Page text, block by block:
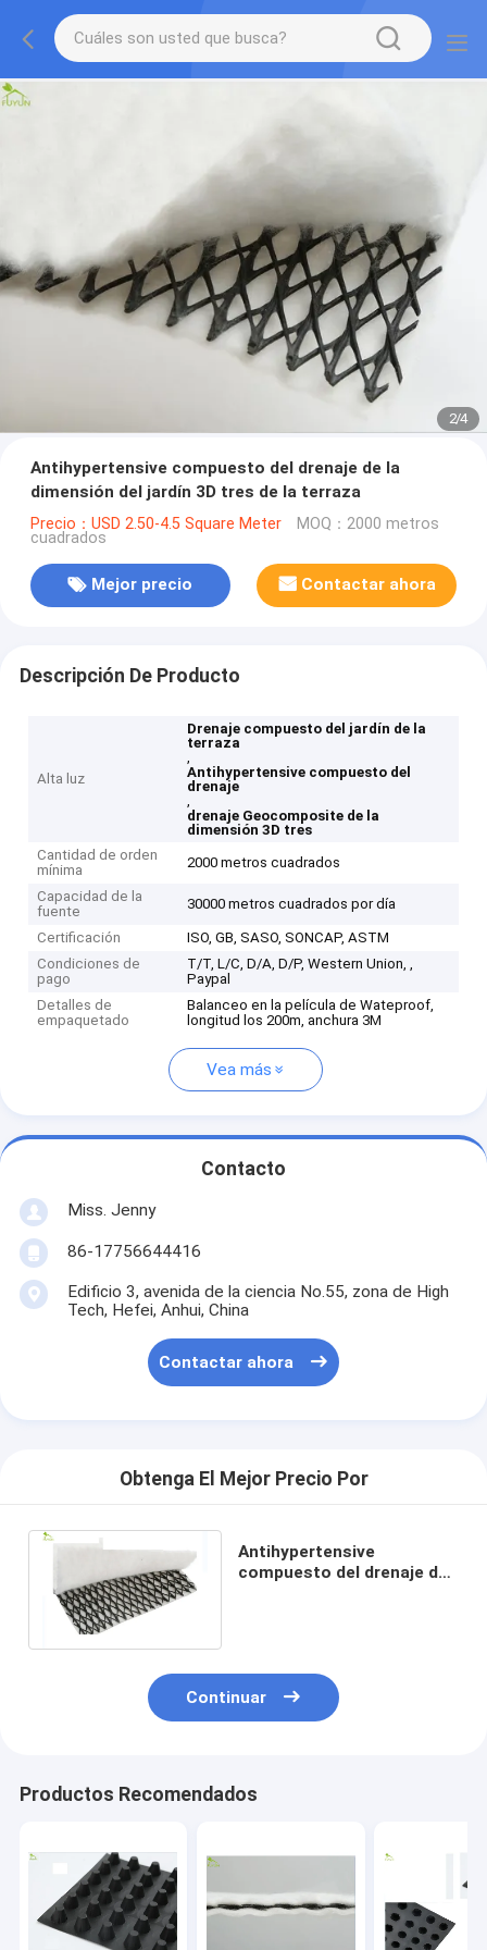
2/4
Antihypertensive compuesto del drenaje de la
dimensión del jardín 3D tres de la terraza
Precio：USD 2.50-4.5 Square Meter MOQ：2000 metros
cuadrados
Mejor precio Contactar ahora
Descripción De Producto
Alta luz
Drenaje compuesto del jardín de la
terraza
,
Antihypertensive compuesto del
drenaje
,
drenaje Geocomposite de la
dimensión 3D tres
Cantidad de orden
mínima
2000 metros cuadrados
Capacidad de la
fuente
30000 metros cuadrados por día
Certificación
ISO, GB, SASO, SONCAP, ASTM
Condiciones de
pago
T/T, L/C, D/A, D/P, Western Union, ,
Paypal
Detalles de
empaquetado
Balanceo en la película de Wateproof,
longitud los 200m, anchura 3M
Vea más
Contacto
Miss. Jenny
86-17756644416
Edificio 3, avenida de la ciencia No.55, zona de High
Tech, Hefei, Anhui, China
Contactar ahora
Obtenga El Mejor Precio Por
Antihypertensive
compuesto del drenaje de
Continuar
Productos Recomendados